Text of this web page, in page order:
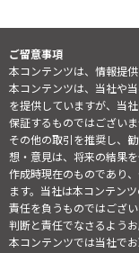
ご留意事項
本コンテンツは、情報提
本コンテンツは、当社や
を提供していますが、当
保証するものではござい
その他の取引を推奨し、
想・意見は、将来の結果
作成時現在のものであり
ます。当社は本コンテン
責任を負うものではござ
判断と責任でなさるようお
本コンテンツでは当社で